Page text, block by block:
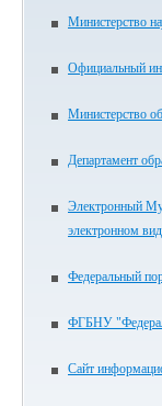
Министерство
Официальный
Министерство
Департамент
Электронный
электронном
Федеральный
ФГБНУ
Сайт